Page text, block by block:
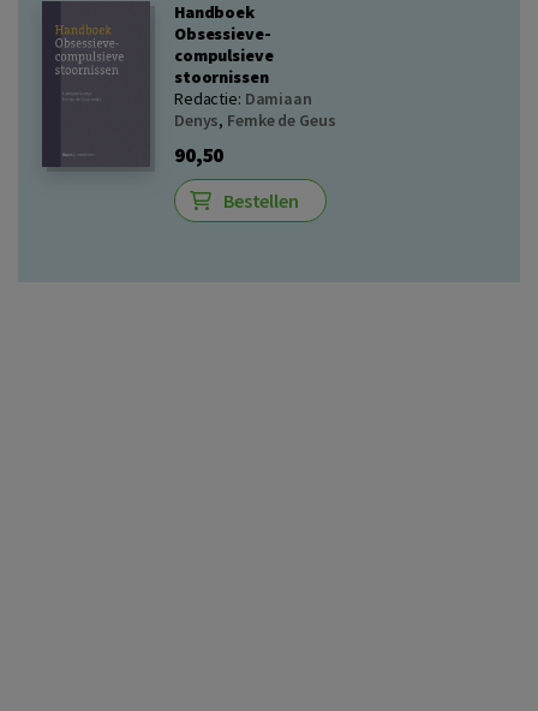
Handboek
Obsessieve-
compulsieve
stoornissen
Redactie: Damiaan
Denys, Femke de Geus
90,50
Bestellen